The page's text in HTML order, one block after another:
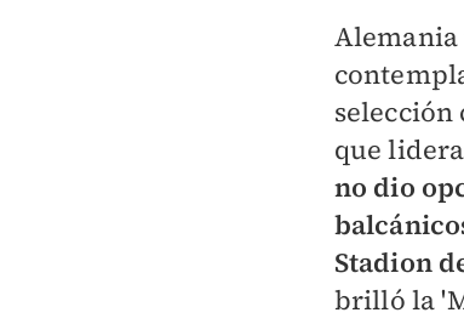
selección
que
no dio
Stadion
brilló la